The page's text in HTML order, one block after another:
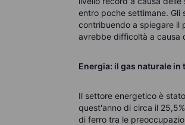
entro poche settimane. Gli
contribuendo a spiegare il
avrebbe difficoltà a causa
Energia: il gas naturale in
Il settore energetico è
quest'anno di circa il
di ferro tra le